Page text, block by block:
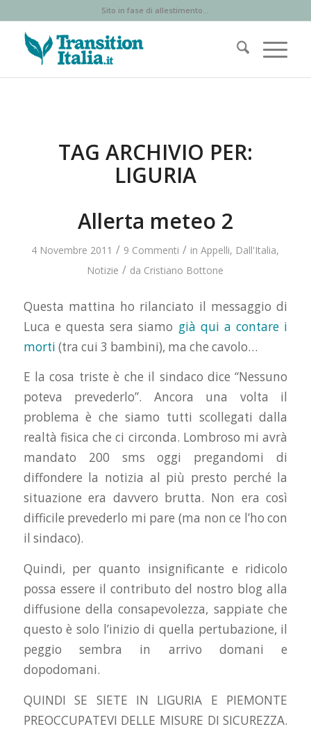
Sito in fase di allestimento...
TAG ARCHIVIO PER:
LIGURIA
Allerta meteo 2
4 Novembre 2011 / 9 Commenti / inAppelli, Dall'Italia,
Notizie / da Cristiano Bottone
Questa mattina ho rilanciato il messaggio di
Luca e questa sera siamo già qui a contare i
morti (tra cui 3 bambini), ma che cavolo…
E la cosa triste è che il sindaco dice “Nessuno
poteva prevederlo”. Ancora una volta il
problema è che siamo tutti scollegati dalla
realtà fisica che ci circonda. Lombroso mi avrà
mandato 200 sms oggi pregandomi di
diffondere la notizia al più presto perché la
situazione era davvero brutta. Non era così
difficile prevederlo mi pare (ma non ce l’ho con
il sindaco).
Quindi, per quanto insignificante e ridicolo
possa essere il contributo del nostro blog alla
diffusione della consapevolezza, sappiate che
questo è solo l’inizio di quella pertubazione, il
peggio sembra in arrivo domani e
dopodomani.
QUINDI SE SIETE IN LIGURIA E PIEMONTE
PREOCCUPATEVI DELLE MISURE DI SICUREZZA.